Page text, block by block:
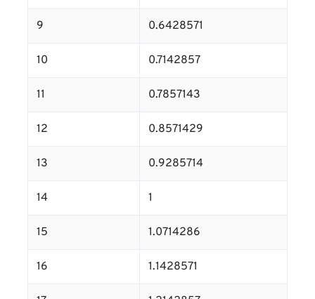
9 0.6428571
10 0.7142857
11 0.7857143
12 0.8571429
13 0.9285714
14 1
15 1.0714286
16 1.1428571